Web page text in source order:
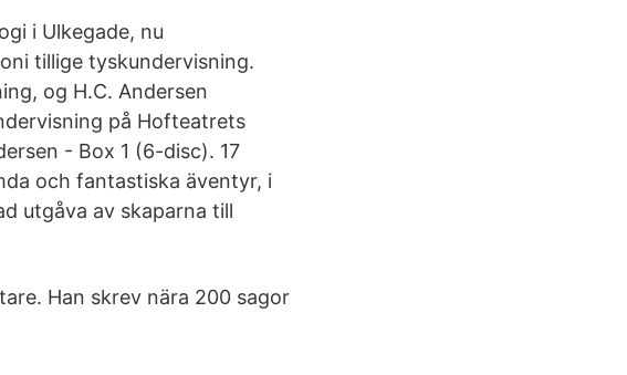
i Ulkegade, nu
tillige tyskundervisning.
og H.C. Andersen
på Hofteatrets
- Box 1 (6-disc). 17
och fantastiska äventyr, i
utgåva av skaparna till
Han skrev nära 200 sagor